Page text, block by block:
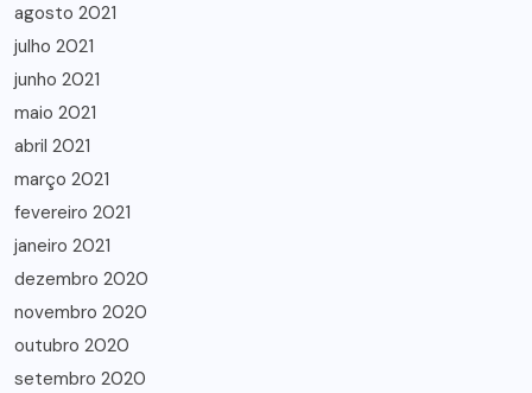
agosto 2021
julho 2021
junho 2021
maio 2021
abril 2021
março 2021
fevereiro 2021
janeiro 2021
dezembro 2020
novembro 2020
outubro 2020
setembro 2020